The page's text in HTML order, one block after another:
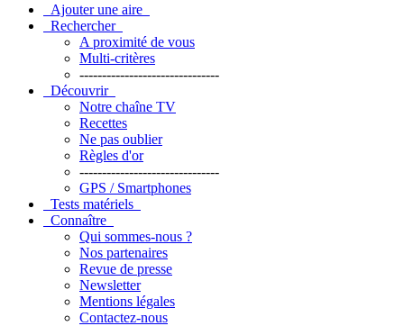
Ajouter une aire
Rechercher
A proximité de vous
Multi-critères
-------------------------------
Découvrir
Notre chaîne TV
Recettes
Ne pas oublier
Règles d'or
-------------------------------
GPS / Smartphones
Tests matériels
Connaître
Qui sommes-nous ?
Nos partenaires
Revue de presse
Newsletter
Mentions légales
Contactez-nous